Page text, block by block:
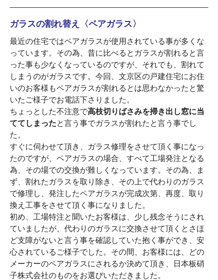
ガラスの割れ替え〈ペアガラス〉
最近の住宅ではペアガラスが使用されている事が多くな
っています。その為、昔に比べるとガラスが割れると言
った事も少なくなっているのですが、それでも、割れて
しまうのがガラスです。今回、文京区の戸建住宅にお住
いのお客様もペアガラスが割れるとは思わなかったと驚
いたご様子でお電話下さりました。
ちょっとした不注意で高枝切りばさみを掃き出し窓に当
ててしまったと言う事でガラスが割れたと言う事でし
た。
すぐに伺わせて頂き、ガラス修理をさせて頂く事になっ
たのですが、ペアガラスの場合、すべて工場発注となる
為、その場での交換が難しくなっています。その為、ま
ず、割れたガラスを取り除き、その上で代わりのガラス
で修理し、発注したペアガラスが完成次第、再度、取り
換え工事をさせて頂く事になりました。
初め、工場特注と聞いたお客様は、少し残念そうにされ
ていましたが、代わりのガラスに交換させて頂くとさほ
ど支障がないと言う事を確認していた抱く事ができ、安
心されているご様子でした。その間、お客様には、どの
メーカーのペアガラスにされるか決めて頂き、日本板硝
子株式会社のものをお選びいただきました。